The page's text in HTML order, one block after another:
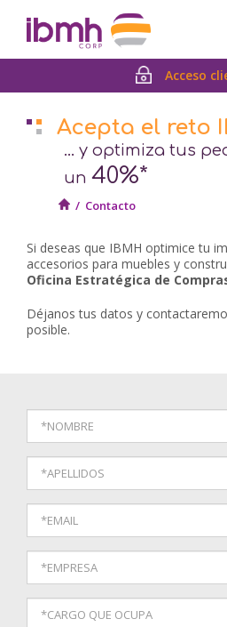
Acceso
Acepta el reto
... y optimiza tus
un 40%*
/ Contacto
Si deseas que IBMH optimice tu
accesorios para muebles y
Oficina Estratégica de
Déjanos tus datos y
posible.